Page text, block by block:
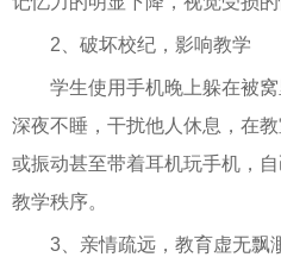
2、破坏校纪，影响教学
学生使用手机晚上躲在被
深夜不睡，干扰他人休息，在
或振动甚至带着耳机玩手机，
教学秩序。
3、亲情疏远，教育虚无飘